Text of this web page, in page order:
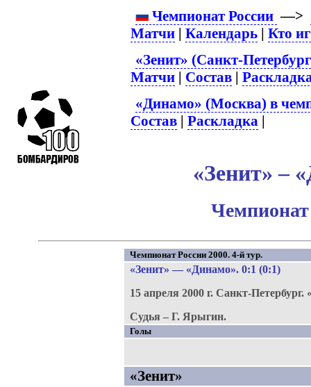
Чемпионат России —>
Матчи |Календарь |Кто
«Зенит» (Санкт-
Матчи | Состав |
«Динамо» (Москва) в
Состав |Раскладка |
«Зенит» –
Чемпионат
Чемпионат России 2000. 4-й тур.
«Зенит» — «Динамо». 0:1 (0:1)
15 апреля 2000 г. Санкт-Петербург.
Судья – Г. Ярыгин.
Голы
«Зенит»